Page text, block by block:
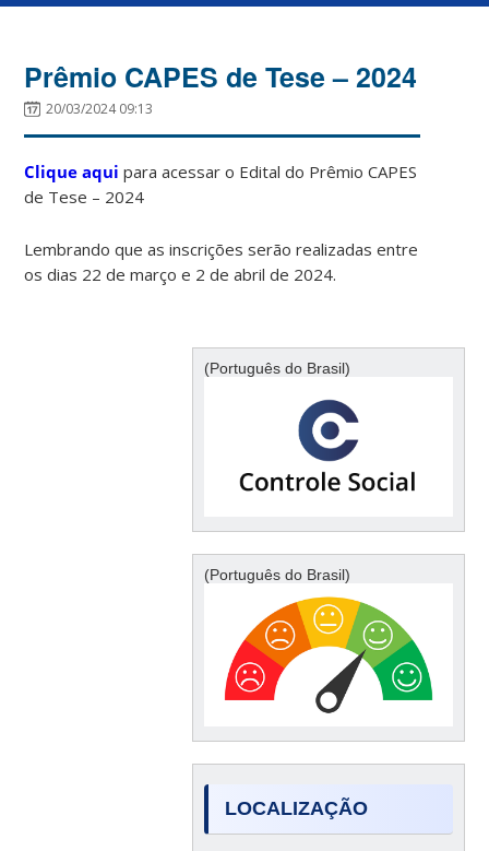
Prêmio CAPES de Tese – 2024
20/03/2024 09:13
Clique aquipara acessar o Edital do Prêmio CAPES
de Tese – 2024
Lembrando que as inscrições serão realizadas entre
os dias 22 de março e 2 de abril de 2024.
(Português do Brasil)
(Português do Brasil)
LOCALIZAÇÃO